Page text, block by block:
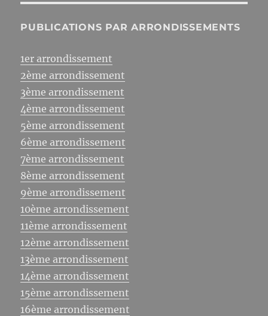
PUBLICATIONS PAR ARRONDISSEMENTS
1er arrondissement
2ème arrondissement
3ème arrondissement
4ème arrondissement
5ème arrondissement
6ème arrondissement
7ème arrondissement
8ème arrondissement
9ème arrondissement
10ème arrondissement
11ème arrondissement
12ème arrondissement
13ème arrondissement
14ème arrondissement
15ème arrondissement
16ème arrondissement